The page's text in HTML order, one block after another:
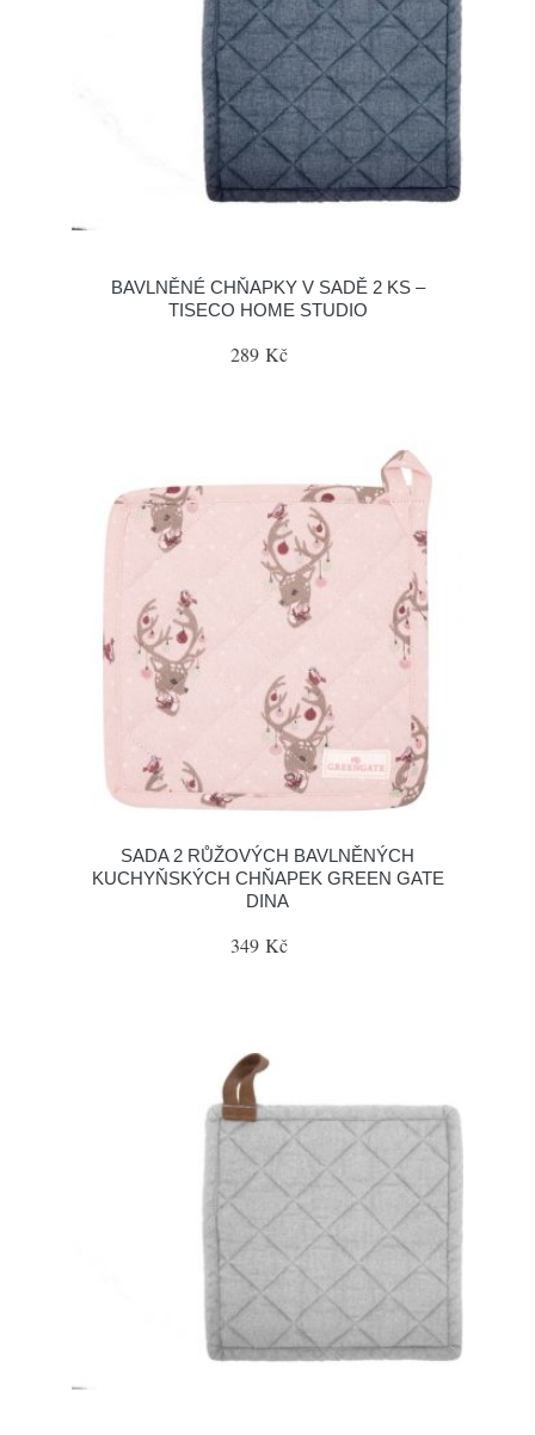
BAVLNĚNÉ CHŇAPKY V SADĚ 2 KS –
TISECO HOME STUDIO
289 Kč
SADA 2 RŮŽOVÝCH BAVLNĚNÝCH
KUCHYŇSKÝCH CHŇAPEK GREEN GATE
DINA
349 Kč